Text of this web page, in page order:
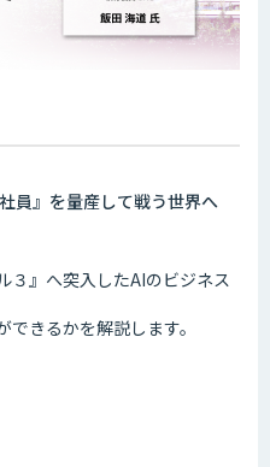
員』を量産して戦う世界へ
３』へ突入したAIのビジネス
きるかを解説します。